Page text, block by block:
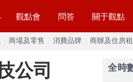
觀點會 問答 關于觀點
商場及零售 消費品牌 商辦及住房
公司 全時